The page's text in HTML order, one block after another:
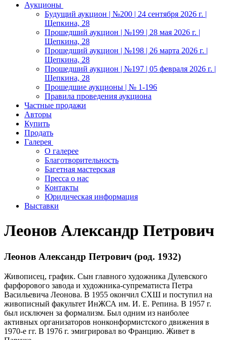
Аукционы
Будущий аукцион | №200 | 24 сентября 2026 г. |
Щепкина, 28
Прошедший аукцион | №199 | 28 мая 2026 г. |
Щепкина, 28
Прошедший аукцион | №198 | 26 марта 2026 г. |
Щепкина, 28
Прошедший аукцион | №197 | 05 февраля 2026 г. |
Щепкина, 28
Прошедшие аукционы | № 1-196
Правила проведения аукциона
Частные продажи
Авторы
Купить
Продать
Галерея
О галерее
Благотворительность
Багетная мастерская
Пресса о нас
Контакты
Юридическая информация
Выставки
Леонов Александр Петрович
Леонов Александр Петрович (род. 1932)
Живописец, график. Сын главного художника Дулевского
фарфорового завода и художника-супрематиста Петра
Васильевича Леонова. В 1955 окончил СХШ и поступил на
живописный факультет ИнЖСА им. И. Е. Репина. В 1957 г.
был исключен за формализм. Был одним из наиболее
активных организаторов нонконформистского движения в
1970-е гг. В 1976 г. эмигрировал во Францию. Живет в